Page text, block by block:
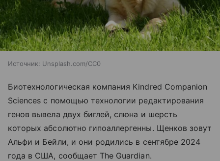
Источник: Unsplash.com/CC0
Биотехнологическая компания Kindred Companion
Sciences с помощью технологии редактирования
генов вывела двух биглей, слюна и шерсть
которых абсолютно гипоаллергенны. Щенков зовут
Альфи и Бейли, и они родились в сентябре 2024
года в США, сообщает The Guardian.